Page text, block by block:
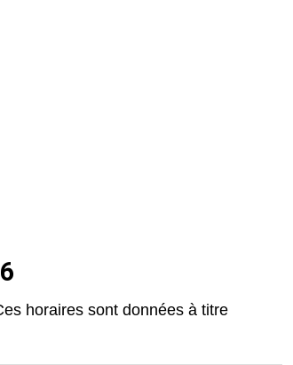
horaires sont données à titre